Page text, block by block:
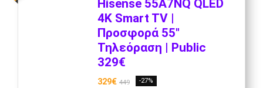
Hisense 55A7NQ QLED
4K Smart TV |
Προσφορά 55″
Τηλεόραση | Public
329€
329€ 449 -27%